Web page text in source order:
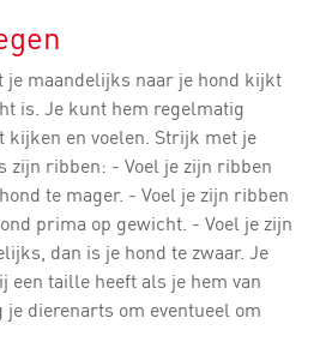
je maandelijks naar je hond kijkt
is. Je kunt hem regelmatig
kijken en voelen. Strijk met je
zijn ribben: - Voel je zijn ribben
te mager. - Voel je zijn ribben
prima op gewicht. - Voel je zijn
dan is je hond te zwaar. Je
een taille heeft als je hem van
je dierenarts om eventueel om